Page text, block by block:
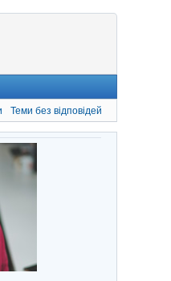
Теми без відповідей